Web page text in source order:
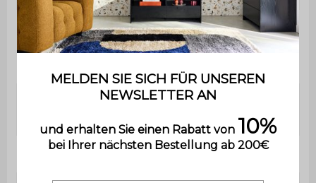
Polsterung
Armlehnen
Polyurethanschaum (18
kg/m3)